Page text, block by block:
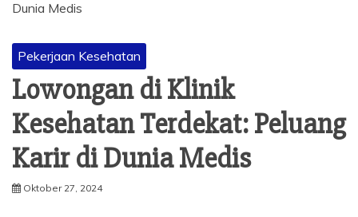
Pekerjaan Kesehatan
Lowongan di Klinik
Kesehatan Terdekat: Peluang
Karir di Dunia Medis
Oktober 27, 2024